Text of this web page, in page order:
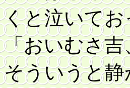
くと泣いてお
「おいむさ
そういうと